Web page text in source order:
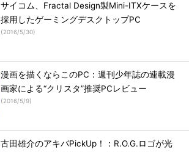
サイコム、Fractal Design製Mini-ITXケースを
採用したゲーミングデスクトップPC
(2016/5/30)
漫画を描くならこのPC：週刊少年誌の連載漫
画家による“クリスタ”推奨PCレビュー
(2016/5/9)
古田雄介のアキバPickUp！：R.O.G.ロゴが光